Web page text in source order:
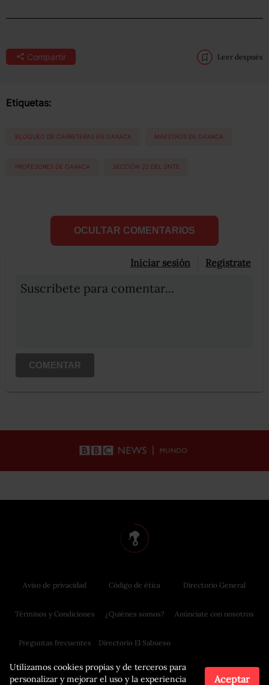
Compartir Leer después
Etiquetas:
BLOQUEO DE CARRETERAS EN OAXACA MAESTROS DE OAXACA
PROFESORES DE OAXACA SECCIÓN 22 DEL SNTE
OCULTAR COMENTARIOS
Iniciar sesión Registrate
Suscribete para comentar...
COMENTAR
Utilizamos cookies propias y de terceros para
personalizar y mejorar el uso y la experiencia
Aceptar
Aviso de privacidad
Términos y Condiciones
Preguntas frecuentes
Código de ética
¿Quiénes somos?
Directorio El Sabueso
Directorio General
Anúnciate con nosotros